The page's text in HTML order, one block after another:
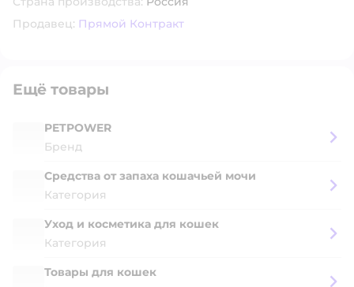
Продавец: Прямой Контракт
Ещё товары
PETPOWER
Бренд
Cредства от запаха кошачьей мочи
Категория
Уход и косметика для кошек
Категория
Товары для кошек